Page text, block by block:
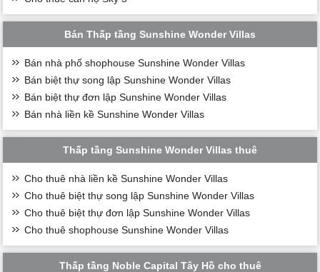
Bán Thấp tầng Sunshine Wonder Villas
Bán nhà phố shophouse Sunshine Wonder Villas
Bán biệt thự song lập Sunshine Wonder Villas
Bán biệt thự đơn lập Sunshine Wonder Villas
Bán nhà liền kề Sunshine Wonder Villas
Thấp tầng Sunshine Wonder Villas thuê
Cho thuê nhà liền kề Sunshine Wonder Villas
Cho thuê biệt thự song lập Sunshine Wonder Villas
Cho thuê biệt thự đơn lập Sunshine Wonder Villas
Cho thuê shophouse Sunshine Wonder Villas
Thấp tầng Noble Capital Tây Hồ cho thuê